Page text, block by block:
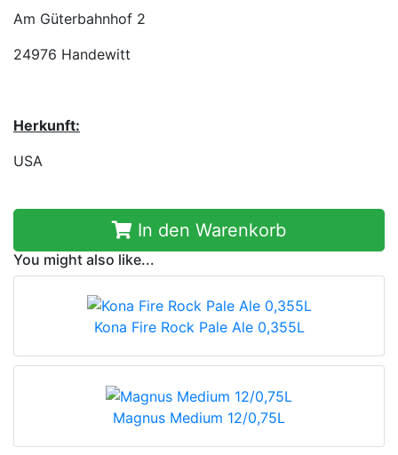
Am Güterbahnhof 2
24976 Handewitt
Herkunft:
USA
In den Warenkorb
You might also like...
Kona Fire Rock Pale Ale 0,355L
Magnus Medium 12/0,75L